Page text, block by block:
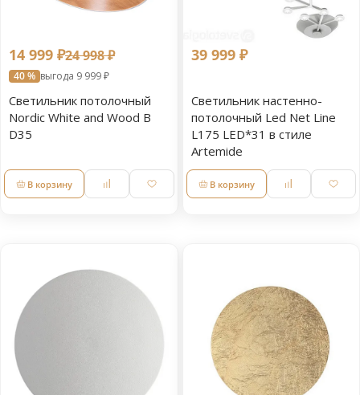
14 999 ₽24 998 ₽
40 % выгода 9 999 ₽
Светильник потолочный
Nordic White and Wood B
D35
В корзину
39 999 ₽
Светильник настенно-
потолочный Led Net Line
L175 LED*31 в стиле
Artemide
В корзину